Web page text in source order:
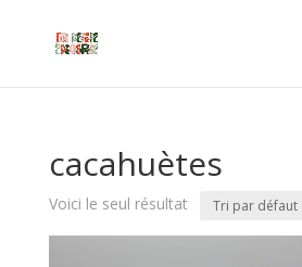
cacahuètes
Voici le seul résultat